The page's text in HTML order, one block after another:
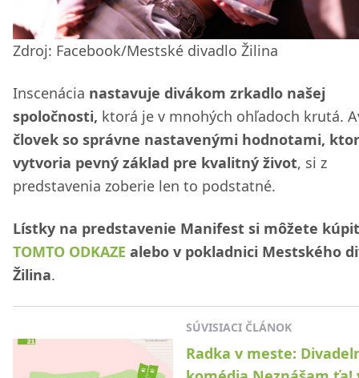
Zdroj: Facebook/Mestské divadlo Žilina
Inscenácia nastavuje divákom zrkadlo našej
spoločnosti, ktorá je v mnohých ohľadoch krutá.
človek so správne nastavenými hodnotami,
vytvoria pevný základ pre kvalitný život, si z
predstavenia zoberie len to podstatné.
Lístky na predstavenie Manifest si môžete
TOMTO ODKAZE alebo v pokladnici Mestského
Žilina.
SÚVISIACI ČLÁNOK
Radka v meste: